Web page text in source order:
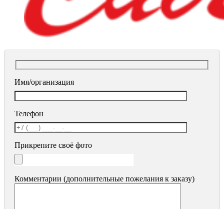
Имя/организация
Телефон
Прикрепите своё фото
Комментарии (дополнительные пожелания к заказу)